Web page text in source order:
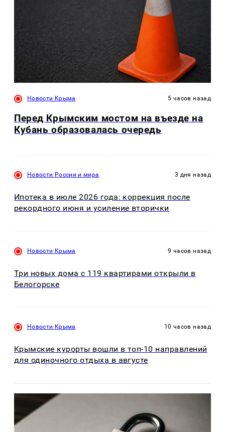
Новости Крыма 5 часов назад
Перед Крымским мостом на въезде на
Кубань образовалась очередь
Новости России и мира 3 дня назад
Ипотека в июле 2026 года: коррекция после
рекордного июня и усиление вторички
Новости Крыма 9 часов назад
Три новых дома с 119 квартирами открыли в
Белогорске
Новости Крыма 10 часов назад
Крымские курорты вошли в топ-10 направлений
для одиночного отдыха в августе